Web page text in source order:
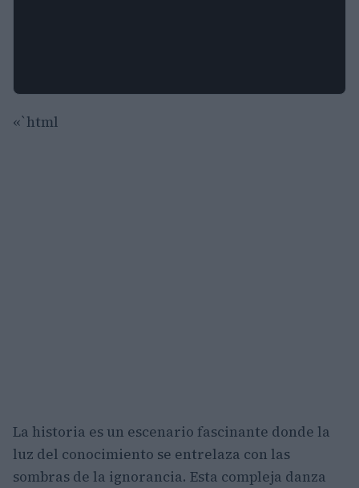
«`html
La historia es un escenario fascinante donde la
luz del conocimiento se entrelaza con las
sombras de la ignorancia. Esta compleja danza